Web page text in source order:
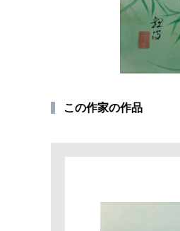
この作家の作品